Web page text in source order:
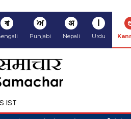
বা ਅ
Punjabi
अ
Nepali
ا
Urdu
IST